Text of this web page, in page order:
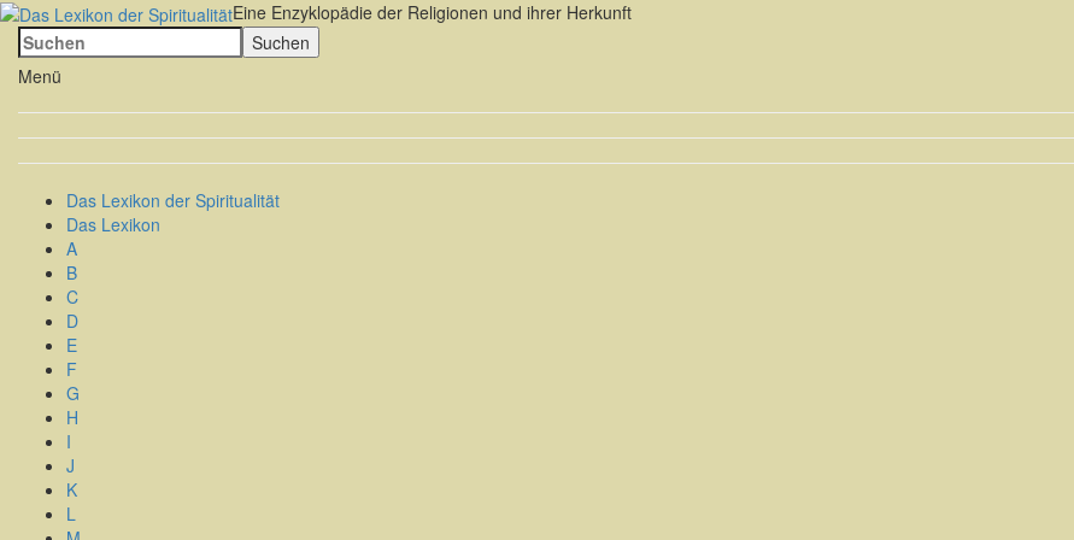
Eine Enzyklopädie der Religionen und ihrer Herkunft
Menü
Das Lexikon der Spiritualität
Das Lexikon
A
B
C
D
E
F
G
H
I
J
K
L